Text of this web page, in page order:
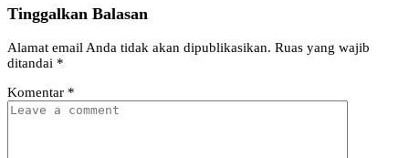
Tinggalkan Balasan
Alamat email Anda tidak akan dipublikasikan. Ruas yang wajib
ditandai *
Komentar *